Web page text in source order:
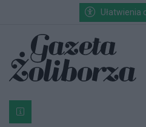
Przejdź do głównych treści
Przejdź do wyszukiwarki
Przejdź do głównego menuUłatwienia